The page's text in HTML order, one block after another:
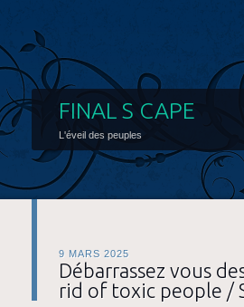
FINAL S CAPE
L'éveil des peuples
9 MARS 2025
Débarrassez vous
rid of toxic people /